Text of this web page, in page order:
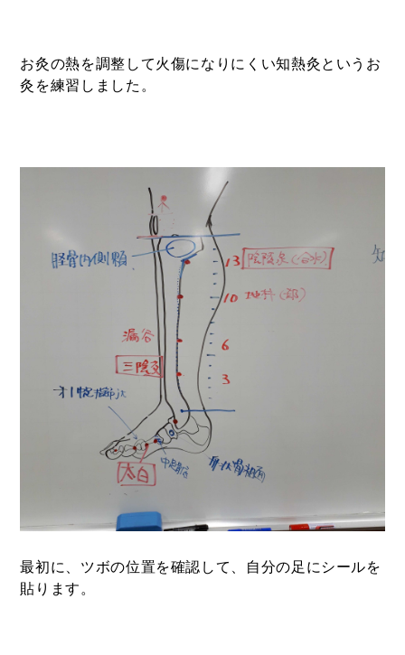
お灸の熱を調整して火傷になりにくい知熱灸というお
灸を練習しました。
最初に、ツボの位置を確認して、自分の足にシールを
貼ります。